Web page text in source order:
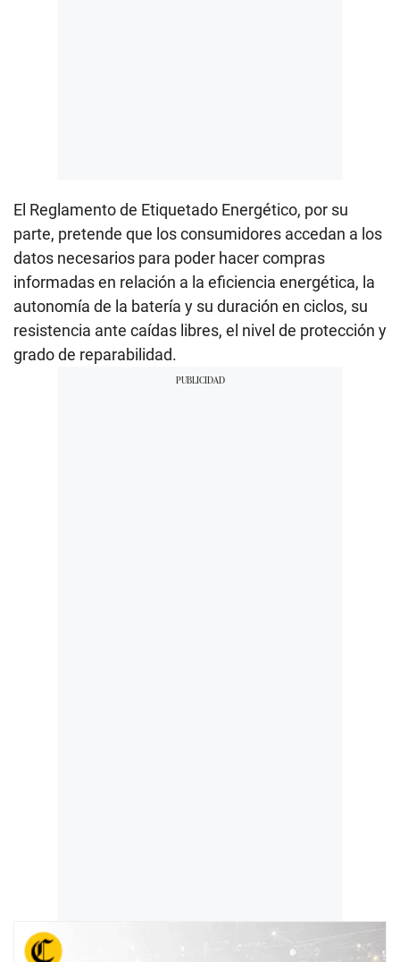
El Reglamento de Etiquetado Energético, por su
parte, pretende que los consumidores accedan a los
datos necesarios para poder hacer compras
informadas en relación a la eficiencia energética, la
autonomía de la batería y su duración en ciclos, su
resistencia ante caídas libres, el nivel de protección y
grado de reparabilidad.